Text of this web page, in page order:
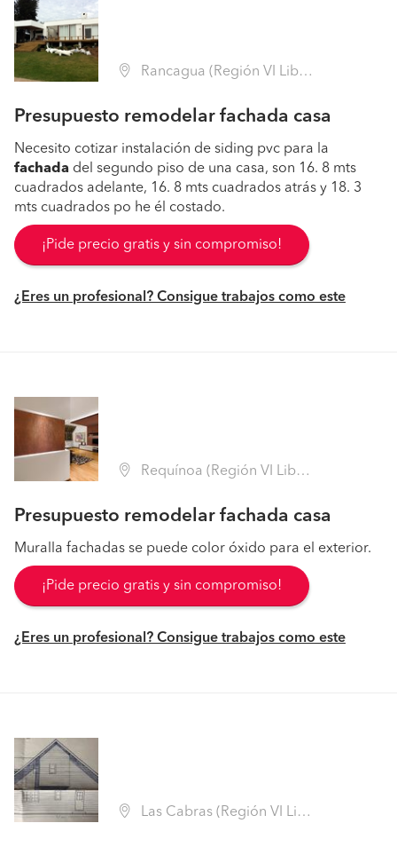
Rancagua (Región VI Libertador B. O'Higgins - Cachapoal)
Presupuesto remodelar fachada casa
Necesito cotizar instalación de siding pvc para la
fachada del segundo piso de una casa, son 16. 8 mts
cuadrados adelante, 16. 8 mts cuadrados atrás y 18. 3
mts cuadrados po he él costado.
¡Pide precio gratis y sin compromiso!
¿Eres un profesional? Consigue trabajos como este
Requínoa (Región VI Libertador B. O'Higgins - Cachapoal)
Presupuesto remodelar fachada casa
Muralla fachadas se puede color óxido para el exterior.
¡Pide precio gratis y sin compromiso!
¿Eres un profesional? Consigue trabajos como este
Las Cabras (Región VI Libertador B. O'Higgins - Cachapoal)